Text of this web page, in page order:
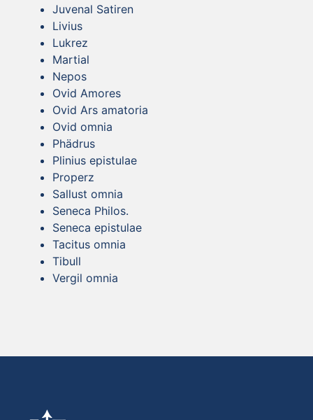
Juvenal Satiren
Livius
Lukrez
Martial
Nepos
Ovid Amores
Ovid Ars amatoria
Ovid omnia
Phädrus
Plinius epistulae
Properz
Sallust omnia
Seneca Philos.
Seneca epistulae
Tacitus omnia
Tibull
Vergil omnia